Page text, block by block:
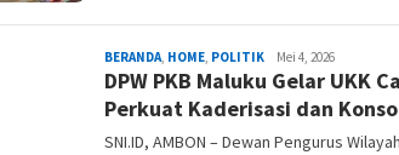
BERANDA, HOME, POLITIK Suara
Nusa
Mei 4, 2026
DPW PKB Maluku Gelar UKK
Perkuat Kaderisasi dan
SNI.ID, AMBON – Dewan Pengurus